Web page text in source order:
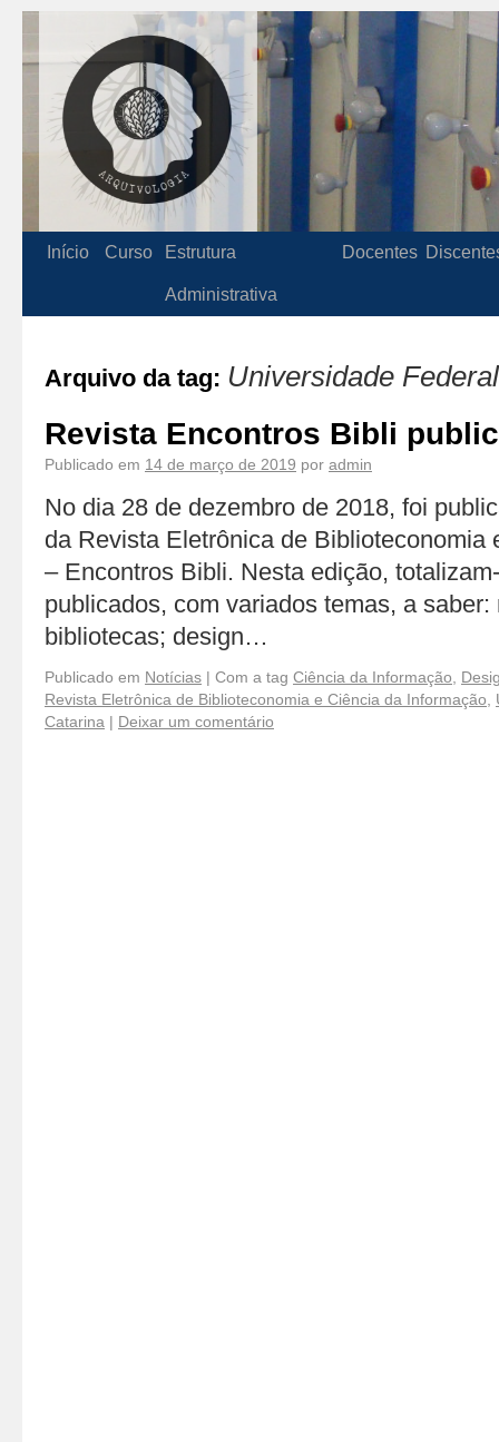
Início Curso Estrutura
Administrativa
Docentes
Arquivo da tag: Universidade
Revista Encontros Bibli
Publicado em 14 de março de 2019 por admin
No dia 28 de dezembro de 2018, foi
da Revista Eletrônica de Biblioteconomia
– Encontros Bibli. Nesta edição,
publicados, com variados temas, a
bibliotecas; design…
Publicado em Notícias | Com a tag Ciência da Informação
Revista Eletrônica de Biblioteconomia e Ciência da Informação
Catarina | Deixar um comentário